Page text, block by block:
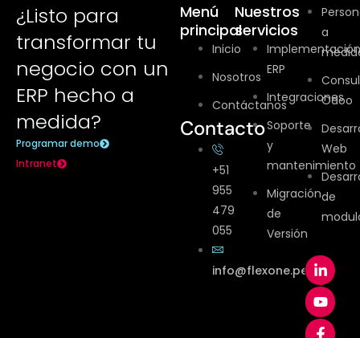
¿Listo para
transformar tu
negocio con un
ERP hecho a
medida?
Programar demo
Intranet
Menú
principal
Inicio
Nosotros
Contáctanos
Contacto
+51
955
479
055
info@flexone.pe
Nuestros
servicios
Implementación
ERP
Integraciones
Soporte
y
mantenimiento
Migración
de
Versión
a
Odoo
Web
de